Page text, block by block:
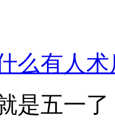
么有人
是五一